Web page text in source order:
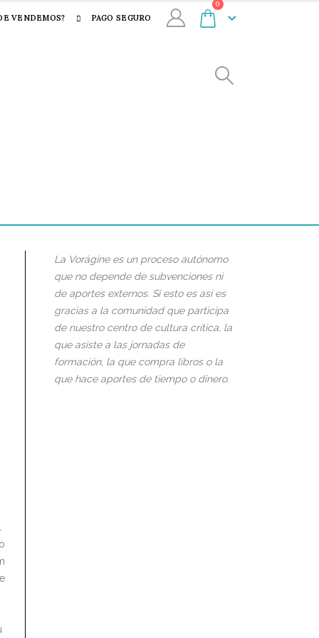
VENDEMOS? PAGO SEGURO
0
La Vorágine es un proceso autónomo
que no depende de subvenciones ni
de aportes externos. Si esto es así es
gracias a la comunidad que participa
de nuestro centro de cultura crítica, la
que asiste a las jornadas de
formación, la que compra libros o la
que hace aportes de tiempo o dinero.